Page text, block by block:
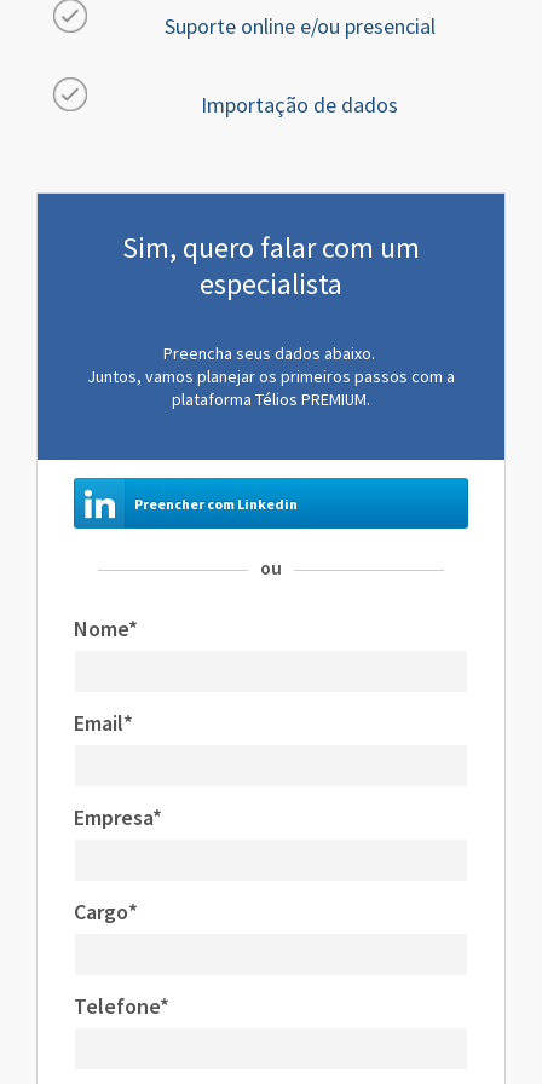
Suporte online e/ou presencial
Importação de dados
Sim, quero falar com um
especialista
Preencha seus dados abaixo.
Juntos, vamos planejar os primeiros passos com a
plataforma Télios PREMIUM.
Preencher com Linkedin
ou
Nome*
Email*
Empresa*
Cargo*
Telefone*